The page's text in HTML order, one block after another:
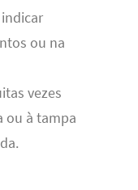
ou na
vezes
ou à tampa